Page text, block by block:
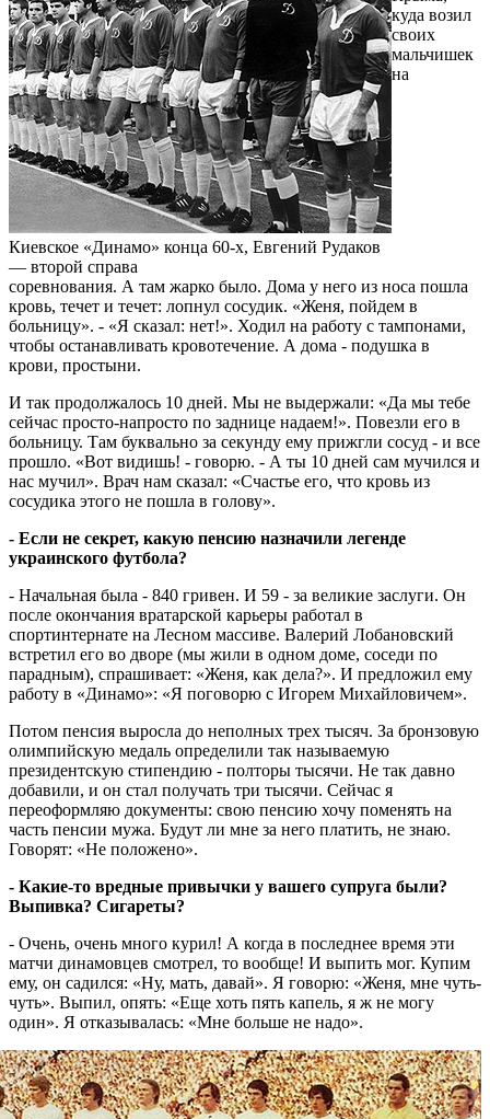
Киевское «Динамо» конца 60-х, Евгений Рудаков
— второй справа
куда возил
своих
мальчишек
на
соревнования. А там жарко было. Дома у него из носа пошла
кровь, течет и течет: лопнул сосудик. «Женя, пойдем в
больницу». - «Я сказал: нет!». Ходил на работу с тампонами,
чтобы останавливать кровотечение. А дома - подушка в
крови, простыни.
И так продолжалось 10 дней. Мы не выдержали: «Да мы тебе
сейчас просто-напросто по заднице надаем!». Повезли его в
больницу. Там буквально за секунду ему прижгли сосуд - и все
прошло. «Вот видишь! - говорю. - А ты 10 дней сам мучился и
нас мучил». Врач нам сказал: «Счастье его, что кровь из
сосудика этого не пошла в голову».
- Если не секрет, какую пенсию назначили легенде
украинского футбола?
- Начальная была - 840 гривен. И 59 - за великие заслуги. Он
после окончания вратарской карьеры работал в
спортинтернате на Лесном массиве. Валерий Лобановский
встретил его во дворе (мы жили в одном доме, соседи по
парадным), спрашивает: «Женя, как дела?». И предложил ему
работу в «Динамо»: «Я поговорю с Игорем Михайловичем».
Потом пенсия выросла до неполных трех тысяч. За бронзовую
олимпийскую медаль определили так называемую
президентскую стипендию - полторы тысячи. Не так давно
добавили, и он стал получать три тысячи. Сейчас я
переоформляю документы: свою пенсию хочу поменять на
часть пенсии мужа. Будут ли мне за него платить, не знаю.
Говорят: «Не положено».
- Какие-то вредные привычки у вашего супруга были?
Выпивка? Сигареты?
- Очень, очень много курил! А когда в последнее время эти
матчи динамовцев смотрел, то вообще! И выпить мог. Купим
ему, он садился: «Ну, мать, давай». Я говорю: «Женя, мне чуть-
чуть». Выпил, опять: «Еще хоть пять капель, я ж не могу
один». Я отказывалась: «Мне больше не надо».